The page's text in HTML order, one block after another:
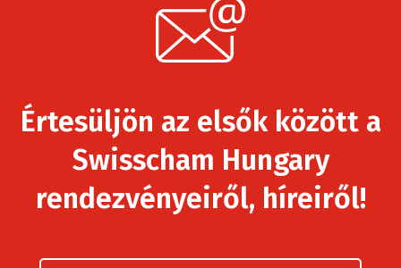
Értesüljön az elsők között a
Swisscham Hungary
rendezvényeiről, híreiről!